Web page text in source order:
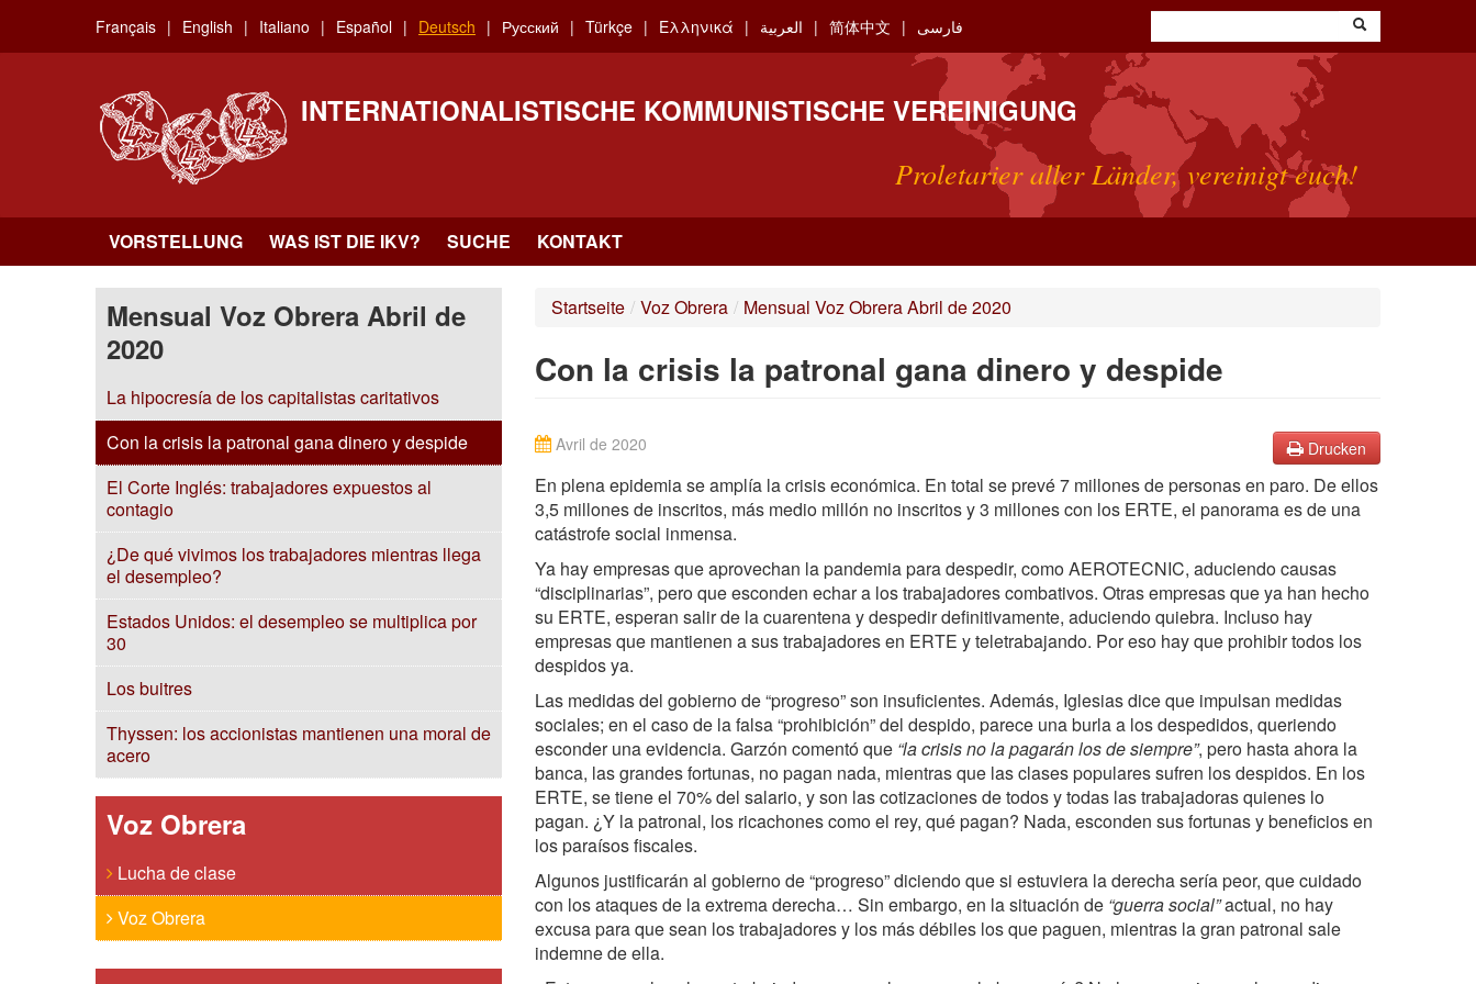
main
Français English Italiano Español Deutsch Русский Türkçe Ελληνικά العربية 简体中文 فارسی
INTERNATIONALISTISCHE KOMMUNISTISCHE VEREINIGUNG
Proletarier aller Länder, vereinigt euch!
VORSTELLUNG WAS IST DIE IKV? SUCHE KONTAKT
Mensual Voz Obrera Abril de
2020
La hipocresía de los capitalistas caritativos
Con la crisis la patronal gana dinero y despide
El Corte Inglés: trabajadores expuestos al
contagio
¿De qué vivimos los trabajadores mientras llega
el desempleo?
Estados Unidos: el desempleo se multiplica por
30
Los buitres
Thyssen: los accionistas mantienen una moral de
acero
Voz Obrera
Lucha de clase
Voz Obrera
Startseite / Voz Obrera / Mensual Voz Obrera Abril de 2020
Con la crisis la patronal gana dinero y despide
Drucken
Avril de 2020
En plena epidemia se amplía la crisis económica. En total se prevé 7 millones de personas en paro. De ellos
3,5 millones de inscritos, más medio millón no inscritos y 3 millones con los ERTE, el panorama es de una
catástrofe social inmensa.
Ya hay empresas que aprovechan la pandemia para despedir, como AEROTECNIC, aduciendo causas
“disciplinarias”, pero que esconden echar a los trabajadores combativos. Otras empresas que ya han hecho
su ERTE, esperan salir de la cuarentena y despedir definitivamente, aduciendo quiebra. Incluso hay
empresas que mantienen a sus trabajadores en ERTE y teletrabajando. Por eso hay que prohibir todos los
despidos ya.
Las medidas del gobierno de “progreso” son insuficientes. Además, Iglesias dice que impulsan medidas
sociales; en el caso de la falsa “prohibición” del despido, parece una burla a los despedidos, queriendo
esconder una evidencia. Garzón comentó que “la crisis no la pagarán los de siempre”, pero hasta ahora la
banca, las grandes fortunas, no pagan nada, mientras que las clases populares sufren los despidos. En los
ERTE, se tiene el 70% del salario, y son las cotizaciones de todos y todas las trabajadoras quienes lo
pagan. ¿Y la patronal, los ricachones como el rey, qué pagan? Nada, esconden sus fortunas y beneficios en
los paraísos fiscales.
Algunos justificarán al gobierno de “progreso” diciendo que si estuviera la derecha sería peor, que cuidado
con los ataques de la extrema derecha… Sin embargo, en la situación de “guerra social”actual, no hay
excusa para que sean los trabajadores y los más débiles los que paguen, mientras la gran patronal sale
indemne de ella.